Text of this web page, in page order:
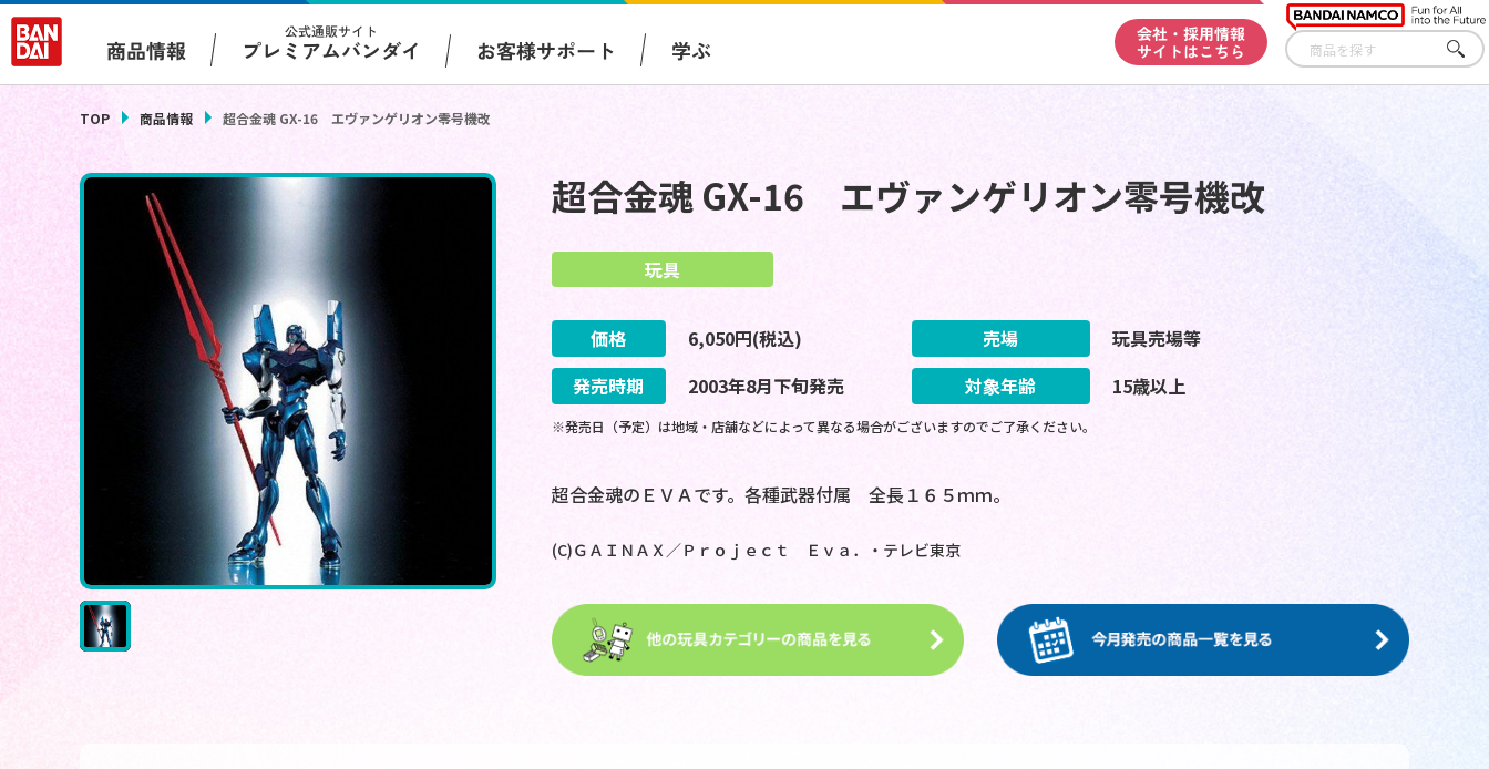
商品情報
公式通販サイト
プレミアムバンダイ お客様サポート 学ぶ
会社・採用情報
サイトはこちら
さが
す
TOP 商品情報 超合金魂 GX-16 エヴァンゲリオン零号機改
超合金魂 GX-16 エヴァンゲリオン零号機改
玩具
価格 6,050円(税込) 売場
玩具売場等
発売時期
2003年8月下旬発売 対象年齢 15歳以上
※発売日（予定）は地域・店舗などによって異なる場合がございますのでご了承ください。
超合金魂のＥＶＡです。各種武器付属 全長１６５ｍｍ。
(C)ＧＡＩＮＡＸ／Ｐｒｏｊｅｃｔ Ｅｖａ．・テレビ東京